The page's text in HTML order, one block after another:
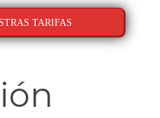
TARIFAS